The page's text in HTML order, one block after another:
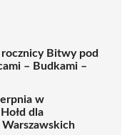
Bitwy pod
– Budkami –
w
dla